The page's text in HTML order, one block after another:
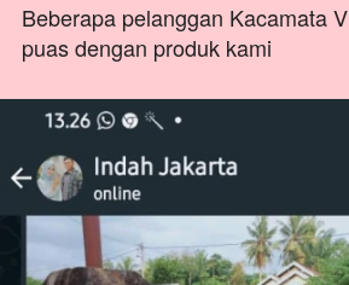
Beberapa pelanggan Kacamata
puas dengan produk kami